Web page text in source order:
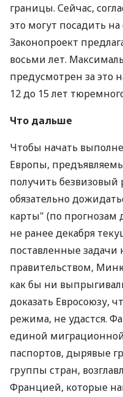
границы. Сейчас,
это могут посадить
Законопроект
восьми лет.
предусмотрен за это
12 до 15 лет
Что дальше
Чтобы начать
Европы,
получить
обязательно
карты" (по прогнозам
не ранее декабря
поставленные
правительством,
как бы ни
доказать Евросоюзу,
режима, не удастся.
единой
паспортов, дырявые
группы стран,
Францией, которые